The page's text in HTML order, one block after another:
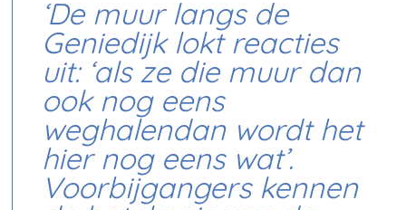
‘De muur langs de
Geniedijk lokt reacties
uit: ‘als ze die muur dan
ook nog eens
weghalendan wordt het
hier nog eens wat’.
Voorbijgangers kennen